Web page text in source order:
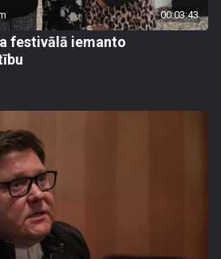
00:03:43
festivālā iemanto